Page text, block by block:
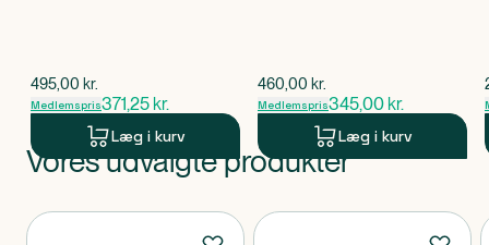
$gammel pris
495,00 kr.
Medlemspris371,25 kr.
Læg i kurv
$gammel pris
460,00 kr.
Medlemspris345,00 kr.
Læg i kurv
Produkt 1 af 0
Vores udvalgte produkter
Produkter